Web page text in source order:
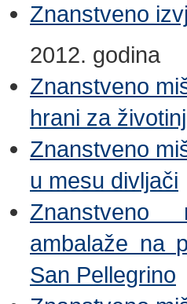
Znanstveno
2012. godina
Znanstveno
hrani za
Znanstveno
u mesu divljači
ambalaže na
San Pellegrino